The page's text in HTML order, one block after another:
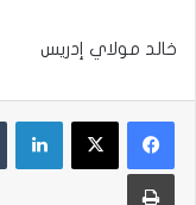
خالد مولاي إدريس
طباعة